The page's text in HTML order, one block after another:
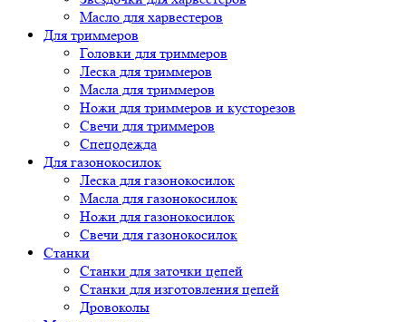
Масло для харвестеров
Для триммеров
Головки для триммеров
Леска для триммеров
Масла для триммеров
Ножи для триммеров и кусторезов
Свечи для триммеров
Спецодежда
Для газонокосилок
Леска для газонокосилок
Масла для газонокосилок
Ножи для газонокосилок
Свечи для газонокосилок
Станки
Cтанки для заточки цепей
Станки для изготовления цепей
Дровоколы